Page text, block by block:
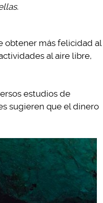
obtener más felicidad al
al aire libre,
estudios de
sugieren que el dinero